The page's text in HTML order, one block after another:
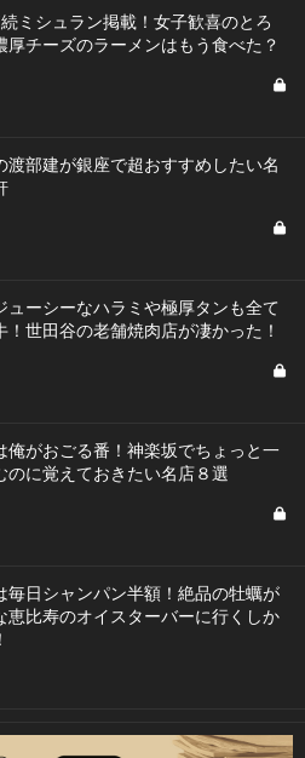
ミシュラン掲載！女子歓喜のとろ
厚チーズのラーメンはもう食べた？
渡部建が銀座で超おすすめしたい名
ューシーなハラミや極厚タンも全て
！世田谷の老舗焼肉店が凄かった！
俺がおごる番！神楽坂でちょっと一
のに覚えておきたい名店８選
毎日シャンパン半額！絶品の牡蠣が
恵比寿のオイスターバーに行くしか